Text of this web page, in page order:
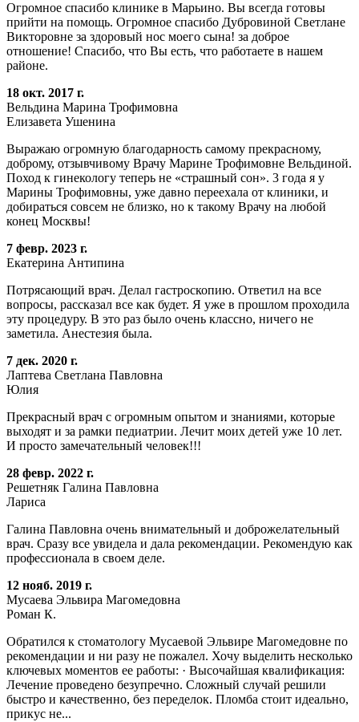
Огромное спасибо клинике в Марьино. Вы всегда готовы
прийти на помощь. Огромное спасибо Дубровиной Светлане
Викторовне за здоровый нос моего сына! за доброе
отношение! Спасибо, что Вы есть, что работаете в нашем
районе.
18 окт. 2017 г.
Вельдина Марина Трофимовна
Елизавета Ушенина
Выражаю огромную благодарность самому прекрасному,
доброму, отзывчивому Врачу Марине Трофимовне Вельдиной.
Поход к гинекологу теперь не «страшный сон». 3 года я у
Марины Трофимовны, уже давно переехала от клиники, и
добираться совсем не близко, но к такому Врачу на любой
конец Москвы!
7 февр. 2023 г.
Екатерина Антипина
Потрясающий врач. Делал гастроскопию. Ответил на все
вопросы, рассказал все как будет. Я уже в прошлом проходила
эту процедуру. В это раз было очень классно, ничего не
заметила. Анестезия была.
7 дек. 2020 г.
Лаптева Светлана Павловна
Юлия
Прекрасный врач с огромным опытом и знаниями, которые
выходят и за рамки педиатрии. Лечит моих детей уже 10 лет.
И просто замечательный человек!!!
28 февр. 2022 г.
Решетняк Галина Павловна
Лариса
Галина Павловна очень внимательный и доброжелательный
врач. Сразу все увидела и дала рекомендации. Рекомендую как
профессионала в своем деле.
12 нояб. 2019 г.
Мусаева Эльвира Магомедовна
Роман К.
Обратился к стоматологу Мусаевой Эльвире Магомедовне по
рекомендации и ни разу не пожалел. Хочу выделить несколько
ключевых моментов ее работы: · Высочайшая квалификация:
Лечение проведено безупречно. Сложный случай решили
быстро и качественно, без переделок. Пломба стоит идеально,
прикус не...